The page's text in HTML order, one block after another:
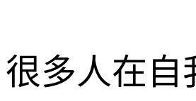
很多人在自